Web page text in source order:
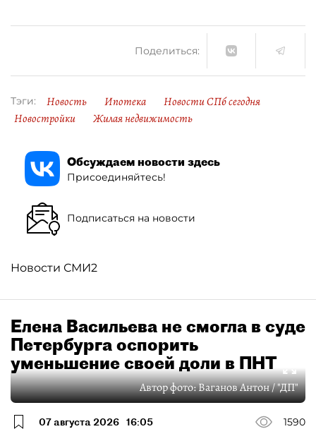
Поделиться:
Тэги: Новость Ипотека
Новости СПб сегодня
Новостройки
Жилая недвижимость
Обсуждаем новости здесь
Присоединяйтесь!
Подписаться на новости
Новости СМИ2
Елена Васильева не смогла в суде
Петербурга оспорить
уменьшение своей доли в ПНТ
Автор фото:Ваганов Антон / "ДП"
07 августа 2026 16:05
1590